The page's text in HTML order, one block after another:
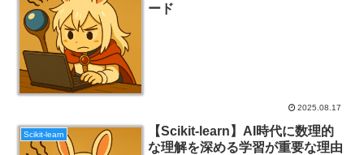
ード
2025.08.17
Scikit-learn
【Scikit-learn】AI時代に数理的
な理解を深める学習が重要な理由